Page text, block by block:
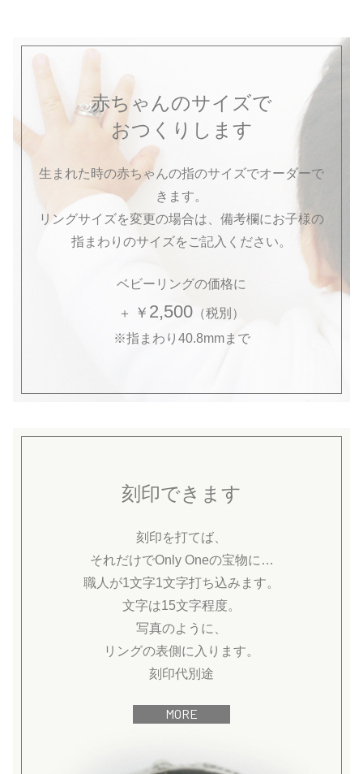
赤ちゃんのサイズで
おつくりします
生まれた時の赤ちゃんの指のサイズでオーダーで
きます。
リングサイズを変更の場合は、備考欄にお子様の
指まわりのサイズをご記入ください。
ベビーリングの価格に
＋ ￥ 2,500 （税別）
※指まわり40.8mmまで
刻印できます
刻印を打てば、
それだけでOnly Oneの宝物に…
職人が1文字1文字打ち込みます。
文字は15文字程度。
写真のように、
リングの表側に入ります。
刻印代別途
MORE